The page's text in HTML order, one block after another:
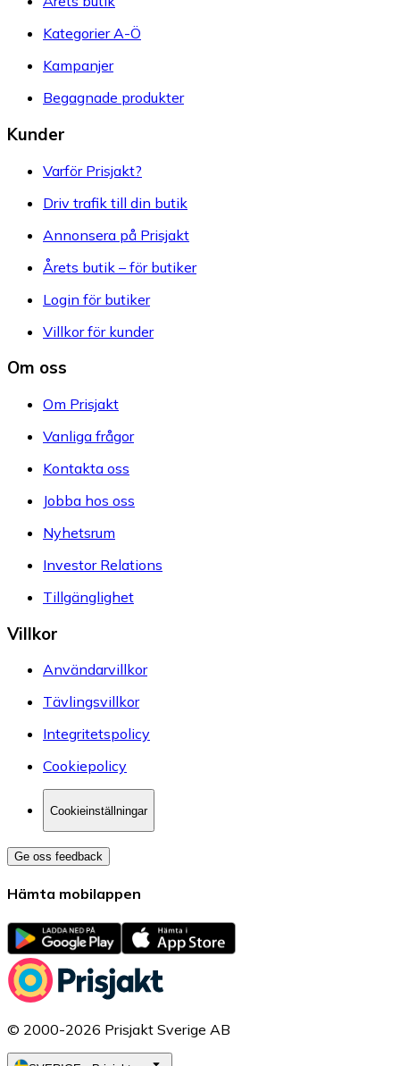
Kategorier A-Ö
Kampanjer
Begagnade produkter
Kunder
Varför Prisjakt?
Driv trafik till din butik
Annonsera på Prisjakt
Årets butik – för butiker
Login för butiker
Villkor för kunder
Om oss
Om Prisjakt
Vanliga frågor
Kontakta oss
Jobba hos oss
Nyhetsrum
Investor Relations
Tillgänglighet
Villkor
Användarvillkor
Tävlingsvillkor
Integritetspolicy
Cookiepolicy
Cookieinställningar
Ge oss feedback
Hämta mobilappen
© 2000-2026 Prisjakt Sverige AB